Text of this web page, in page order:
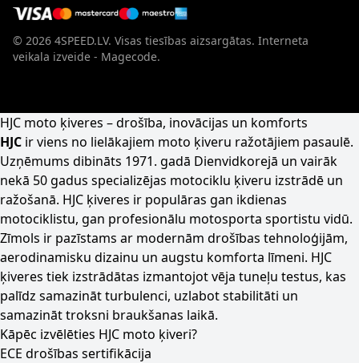
© 2026 4SPEED.LV. Visas tiesības aizsargātas. Interneta
veikala izveide - Magecode.
HJC moto ķiveres – drošība, inovācijas un komforts
HJC ir viens no lielākajiem moto ķiveru ražotājiem pasaulē.
Uzņēmums dibināts 1971. gadā Dienvidkorejā un vairāk
nekā 50 gadus specializējas motociklu ķiveru izstrādē un
ražošanā. HJC ķiveres ir populāras gan ikdienas
motociklistu, gan profesionālu motosporta sportistu vidū.
Zīmols ir pazīstams ar modernām drošības tehnoloģijām,
aerodinamisku dizainu un augstu komforta līmeni. HJC
ķiveres tiek izstrādātas izmantojot vēja tuneļu testus, kas
palīdz samazināt turbulenci, uzlabot stabilitāti un
samazināt troksni braukšanas laikā.
Kāpēc izvēlēties HJC moto ķiveri?
ECE drošības sertifikācija